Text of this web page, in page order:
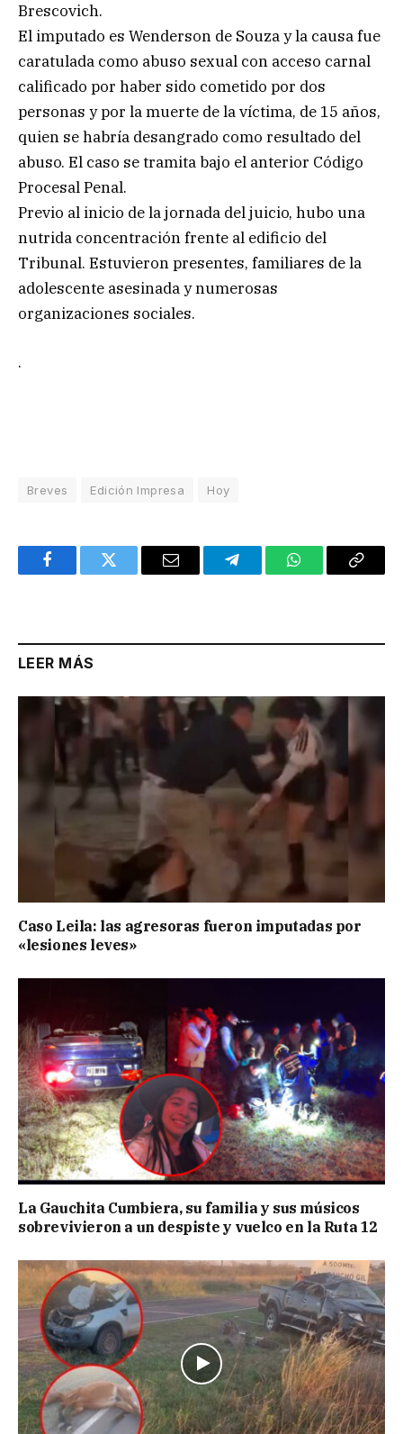
Brescovich.
El imputado es Wenderson de Souza y la causa fue
caratulada como abuso sexual con acceso carnal
calificado por haber sido cometido por dos
personas y por la muerte de la víctima, de 15 años,
quien se habría desangrado como resultado del
abuso. El caso se tramita bajo el anterior Código
Procesal Penal.
Previo al inicio de la jornada del juicio, hubo una
nutrida concentración frente al edificio del
Tribunal. Estuvieron presentes, familiares de la
adolescente asesinada y numerosas
organizaciones sociales.
.
Breves Edición Impresa Hoy
FacebookTwitter Email TelegramWhatsAppCopy
LEER MÁS
Caso Leila: las agresoras fueron imputadas por
«lesiones leves»
La Gauchita Cumbiera, su familia y sus músicos
sobrevivieron a un despiste y vuelco en la Ruta 12